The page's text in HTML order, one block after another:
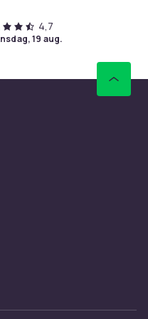
4,7
onsdag, 19 aug.